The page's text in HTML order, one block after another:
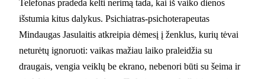
Telefonas pradeda kelti nerimą tada, kai iš vaiko dienos
išstumia kitus dalykus. Psichiatras-psichoterapeutas
Mindaugas Jasulaitis atkreipia dėmesį į ženklus, kurių tėvai
neturėtų ignoruoti: vaikas mažiau laiko praleidžia su
draugais, vengia veiklų be ekrano, nebenori būti su šeima ir